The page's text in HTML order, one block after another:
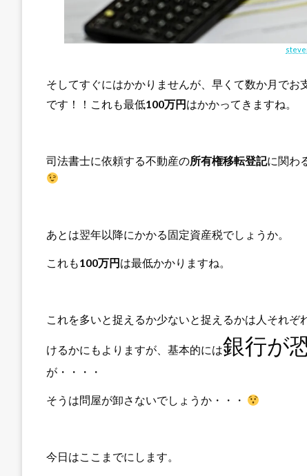
そしてすぐにはかかりませんが、早くて数か月でお
です！！これも最低100万円 はかかってきますね。
司法書士に依頼する不動産の所有権移転登記に関わ
あとは翌年以降にかかる固定資産税でしょうか。
これも100万円 は最低かかりますね。
これを多いと捉えるか少ないと捉えるかは人それ
けるかにもよりますが、基本的には銀行が
が・・・・
そうは問屋が卸さないでしょうか・・・
今日はここまでにします。